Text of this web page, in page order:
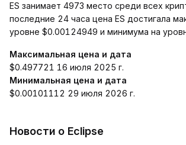
ES занимает 4973 место среди всех
последние 24 часа цена ES достигала
уровне $0.00124949 и минимума на
Максимальная цена и дата
$0.497721 16 июля 2025 г.
Минимальная цена и дата
$0.00101112 29 июля 2026 г.
Новости о Eclipse